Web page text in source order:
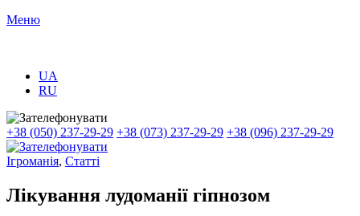
Меню
UA
RU
+38 (050) 237-29-29 +38 (073) 237-29-29 +38 (096) 237-29-29
Ігроманія, Статті
Лікування лудоманії гіпнозом